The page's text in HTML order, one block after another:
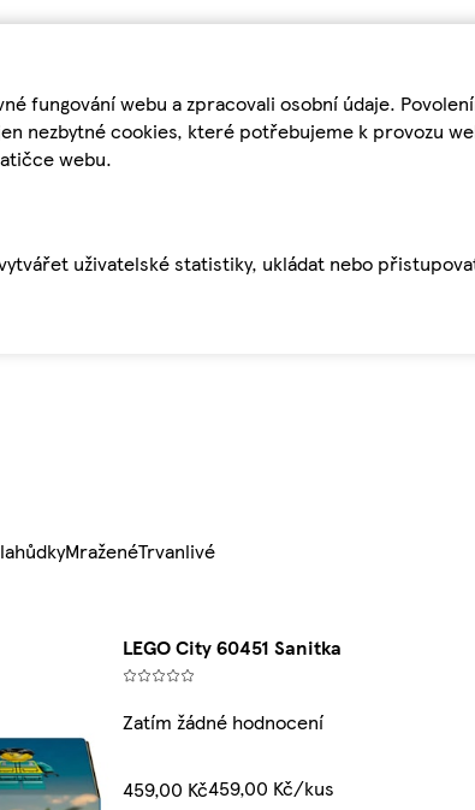
fungování webu a zpracovali osobní údaje.
nezbytné cookies, které potřebujeme k provozu
webu.
uživatelské statistiky, ukládat nebo
MraženéTrvanlivé
LEGO City 60451 Sanitka
Zatím žádné hodnocení
459,00 Kč459,00 Kč/kus